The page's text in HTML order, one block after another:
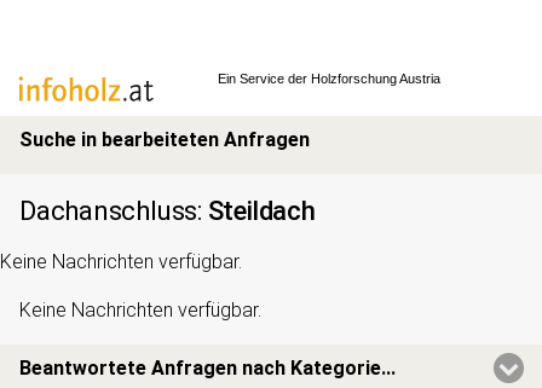
Ein Service der Holzforschung Austria
Suche in bearbeiteten Anfragen
Dachanschluss: Steildach
Keine Nachrichten verfügbar.
Keine Nachrichten verfügbar.
Beantwortete Anfragen nach Kategorie...